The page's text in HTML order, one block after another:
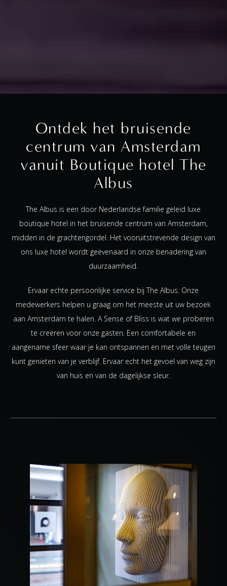
Ontdek het bruisende
centrum van Amsterdam
vanuit Boutique hotel The
Albus
The Albus is een door Nederlandse familie geleid luxe
boutique hotel in het bruisende centrum van Amsterdam,
midden in de grachtengordel. Het vooruitstrevende design van
ons luxe hotel wordt geëvenaard in onze benadering van
duurzaamheid.
Ervaar echte persoonlijke service bij The Albus. Onze
medewerkers helpen u graag om het meeste uit uw bezoek
aan Amsterdam te halen. A Sense of Bliss is wat we proberen
te creëren voor onze gasten. Een comfortabele en
aangename sfeer waar je kan ontspannen en met volle teugen
kunt genieten van je verblijf. Ervaar echt het gevoel van weg zijn
van huis en van de dagelijkse sleur.